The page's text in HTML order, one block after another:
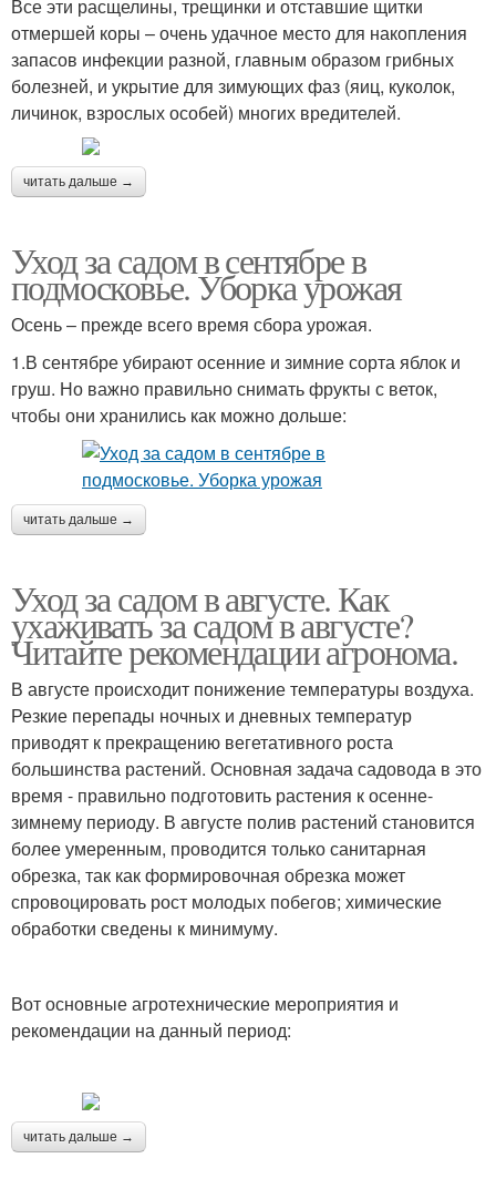
Все эти расщелины, трещинки и отставшие щитки
отмершей коры – очень удачное место для накопления
запасов инфекции разной, главным образом грибных
болезней, и укрытие для зимующих фаз (яиц, куколок,
личинок, взрослых особей) многих вредителей.
читать дальше →
Уход за садом в сентябре в
подмосковье. Уборка урожая
Осень – прежде всего время сбора урожая.
1.В сентябре убирают осенние и зимние сорта яблок и
груш. Но важно правильно снимать фрукты с веток,
чтобы они хранились как можно дольше:
читать дальше →
Уход за садом в августе. Как
ухаживать за садом в августе?
Читайте рекомендации агронома.
В августе происходит понижение температуры воздуха.
Резкие перепады ночных и дневных температур
приводят к прекращению вегетативного роста
большинства растений. Основная задача садовода в это
время - правильно подготовить растения к осенне-
зимнему периоду. В августе полив растений становится
более умеренным, проводится только санитарная
обрезка, так как формировочная обрезка может
спровоцировать рост молодых побегов; химические
обработки сведены к минимуму.
Вот основные агротехнические мероприятия и
рекомендации на данный период:
читать дальше →